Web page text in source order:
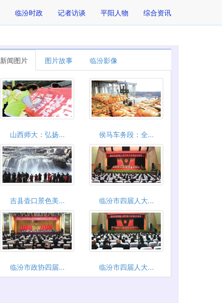
临汾时政 记者访谈 平阳人物 综合资讯
新闻图片 图片故事 临汾影像
山西师大：弘扬... 侯马车务段：全...
吉县壶口景色美... 临汾市四届人大...
临汾市政协四届... 临汾市四届人大...